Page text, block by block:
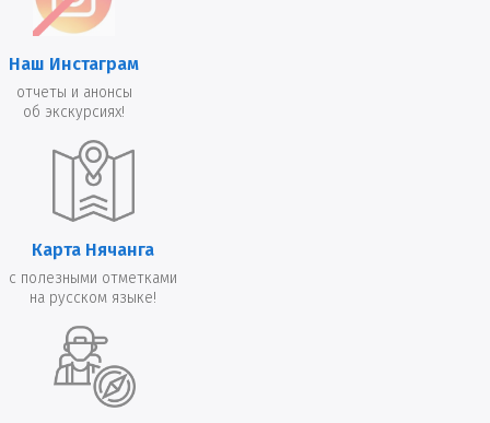
Наш Инстаграм
отчеты и анонсы
об экскурсиях!
Карта Нячанга
с полезными отметками
на русском языке!